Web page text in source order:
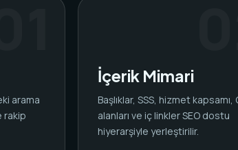
arama
rakip
İçerik Mimari
Başlıklar, SSS, hizmet kapsamı,
alanları ve iç linkler SEO dostu
hiyerarşiyle yerleştirilir.